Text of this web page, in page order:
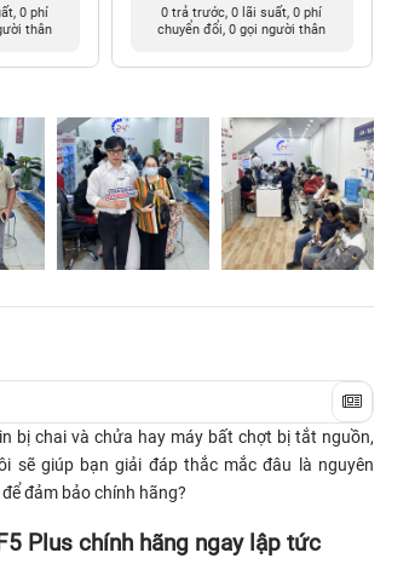
0 phí
thân
0 trả trước, 0 lãi suất, 0 phí
chuyển đổi, 0 gọi người thân
bị chai và chửa hay máy bất chợt bị tắt nguồn,
sẽ giúp bạn giải đáp thắc mắc đâu là nguyên
để đảm bảo chính hãng?
Plus chính hãng ngay lập tức